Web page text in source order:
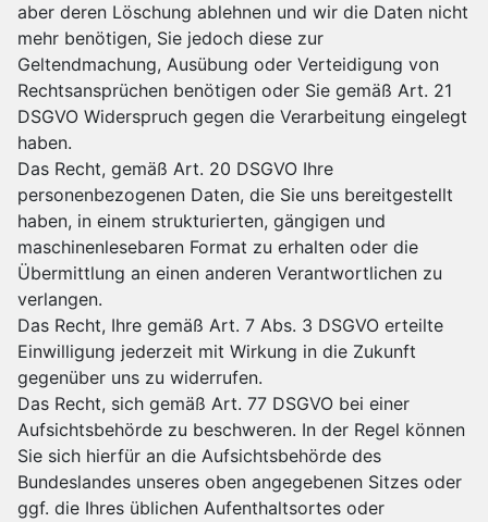
aber deren Löschung ablehnen und wir die Daten nicht
mehr benötigen, Sie jedoch diese zur
Geltendmachung, Ausübung oder Verteidigung von
Rechtsansprüchen benötigen oder Sie gemäß Art. 21
DSGVO Widerspruch gegen die Verarbeitung eingelegt
haben.
Das Recht, gemäß Art. 20 DSGVO Ihre
personenbezogenen Daten, die Sie uns bereitgestellt
haben, in einem strukturierten, gängigen und
maschinenlesebaren Format zu erhalten oder die
Übermittlung an einen anderen Verantwortlichen zu
verlangen.
Das Recht, Ihre gemäß Art. 7 Abs. 3 DSGVO erteilte
Einwilligung jederzeit mit Wirkung in die Zukunft
gegenüber uns zu widerrufen.
Das Recht, sich gemäß Art. 77 DSGVO bei einer
Aufsichtsbehörde zu beschweren. In der Regel können
Sie sich hierfür an die Aufsichtsbehörde des
Bundeslandes unseres oben angegebenen Sitzes oder
ggf. die Ihres üblichen Aufenthaltsortes oder